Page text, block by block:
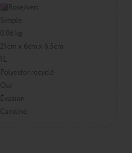
Rose/vert
Simple
0.06 kg
21cm x 6cm x 6.5cm
1L
Polyester recyclé
Oui
Évasion
Caroline